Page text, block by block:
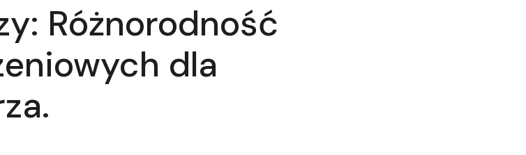
Różnorodność
dla